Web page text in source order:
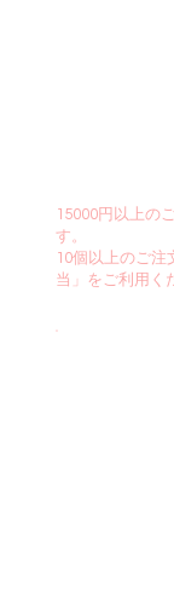
15000円以上の
す。
10個以上のご注
当」をご利用く